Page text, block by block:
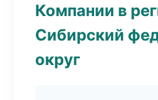
Компании в
Сибирский
округ